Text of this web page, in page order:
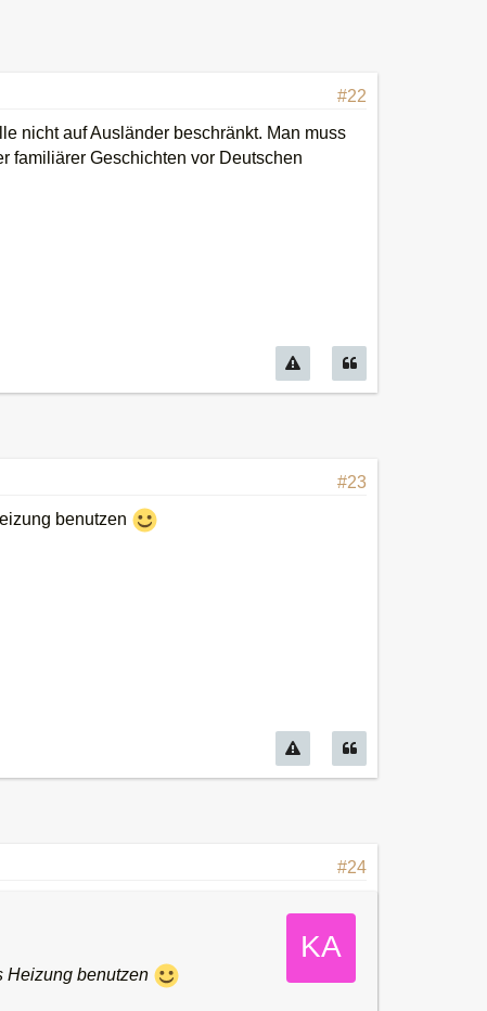
#22
nicht auf Ausländer beschränkt. Man muss
familiärer Geschichten vor Deutschen
#23
benutzen
#24
Heizung benutzen